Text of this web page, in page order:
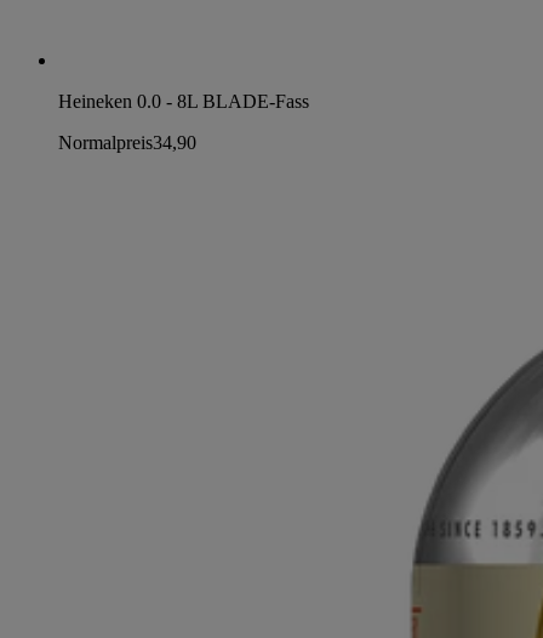
Heineken 0.0 - 8L BLADE-Fass
Normalpreis34,90